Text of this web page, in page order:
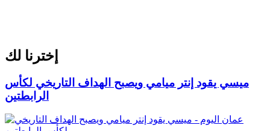
إخترنا لك
ميسي يقود إنتر ميامي ويصبح الهداف التاريخي لكأس
الرابطتين